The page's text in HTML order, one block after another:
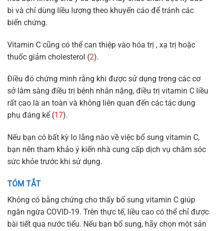
bì và chỉ dùng liều lượng theo khuyến cáo để tránh các
biến chứng.
Vitamin C cũng có thể can thiệp vào hóa trị , xạ trị hoặc
thuốc giảm cholesterol (2).
Điều đó chứng minh rằng khi được sử dụng trong các cơ
sở lâm sàng điều trị bệnh nhân nặng, điều trị vitamin C liều
rất cao là an toàn và không liên quan đến các tác dụng
phụ đáng kể (17).
Nếu bạn có bất kỳ lo lắng nào về việc bổ sung vitamin C,
bạn nên tham khảo ý kiến ​​nhà cung cấp dịch vụ chăm sóc
sức khỏe trước khi sử dụng.
TÓM TẮT
Không có bằng chứng cho thấy bổ sung vitamin C giúp
ngăn ngừa COVID-19. Trên thực tế, liều cao có thể chỉ được
bài tiết qua nước tiểu. Nếu bạn bổ sung, hãy chọn một sản